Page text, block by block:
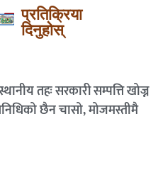
प्रतिक्रिया
दिनुहोस्
तहः सरकारी सम्पत्ति खोज्न
छैन चासो, मोजमस्तीमै